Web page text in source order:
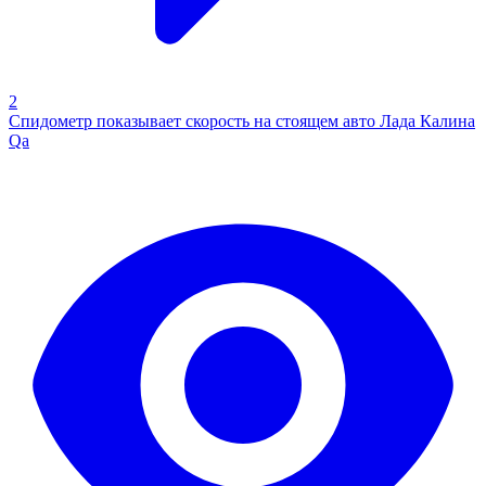
2
Спидометр показывает скорость на стоящем авто Лада Калина
Qa